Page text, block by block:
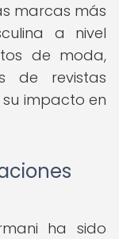
marcas más
a nivel
de moda,
de revistas
impacto en
ha sido